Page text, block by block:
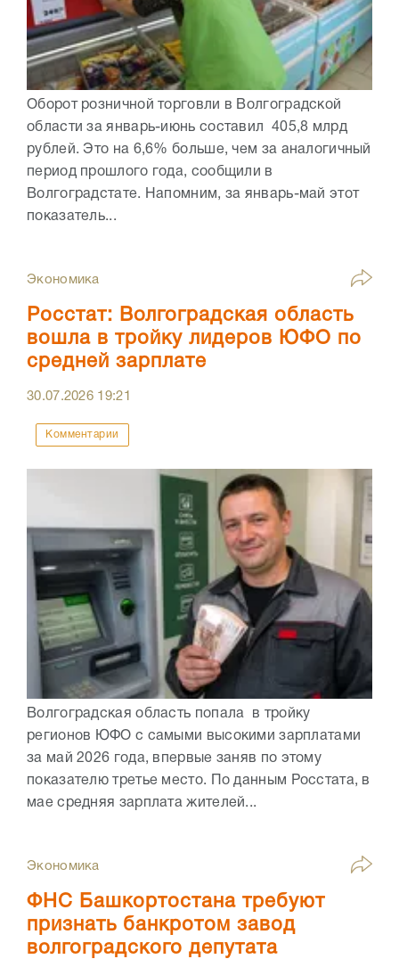
Оборот розничной торговли в Волгоградской
области за январь-июнь составил 405,8 млрд
рублей. Это на 6,6% больше, чем за аналогичный
период прошлого года, сообщили в
Волгоградстате. Напомним, за январь-май этот
показатель...
Экономика
Росстат: Волгоградская область
вошла в тройку лидеров ЮФО по
средней зарплате
30.07.2026 19:21
Комментарии
Волгоградская область попала в тройку
регионов ЮФО с самыми высокими зарплатами
за май 2026 года, впервые заняв по этому
показателю третье место. По данным Росстата, в
мае средняя зарплата жителей...
Экономика
ФНС Башкортостана требуют
признать банкротом завод
волгоградского депутата